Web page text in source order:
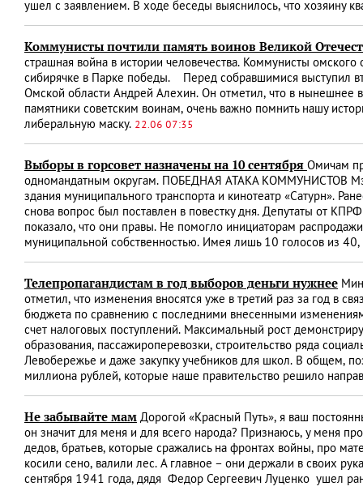
ушел с заявлением. В ходе беседы выяснилось, что хозяину
Коммунисты почтили память воинов Великой
страшная война в истории человечества. Коммунисты
сибирячке в Парке победы. Перед собравшимися выступил
Омской области Андрей Алехин. Он отметил, что в нынешнее
памятники советским воинам, очень важно помнить нашу
либеральную маску. 22.06 07:35
Выборы в горсовет назначены на 10 сентября Омичам
одномандатным округам. ПОБЕДНАЯ АТАКА КОММУНИСТОВ
здания муниципального транспорта и кинотеатр «Сатурн».
снова вопрос был поставлен в повестку дня. Депутаты от
показало, что они правы. Не помогло инициаторам
муниципальной собственностью. Имея лишь 10 голосов из
Телепропагандистам в год выборов деньги нужнее
отметил, что изменения вносятся уже в третий раз за год в
бюджета по сравнению с последними внесенными
счет налоговых поступлений. Максимальный рост
образования, пассажироперевозки, строительство ряда
Левобережье и даже закупку учебников для школ. В общем,
миллиона рублей, которые наше правительство решило
Не забывайте мам Дорогой «Красный Путь», я ваш
он значит для меня и для всего народа? Признаюсь, у меня
дедов, братьев, которые сражались на фронтах войны, про
косили сено, валили лес. А главное – они держали в своих
сентября 1941 года, дядя Федор Сергеевич Луценко ушел